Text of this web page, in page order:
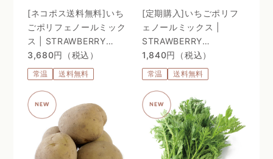
[ネコポス送料無料]いち
ごポリフェノールミック
ス | STRAWBERRY
POLYPHENOLS MIX
3,680円（税込）
常温 送料無料
[定期購入]いちごポリフ
ェノールミックス |
STRAWBERRY
POLYPHENOLS MIX
1,840円（税込）
常温 送料無料